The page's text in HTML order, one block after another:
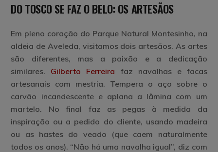
DO TOSCO SE FAZ O BELO: OS ARTESÃOS
Em pleno coração do Parque Natural Montesinho, na
aldeia de Aveleda, visitamos dois artesãos. As artes
são diferentes, mas a paixão e a dedicação
similares. Gilberto Ferreira faz navalhas e facas
artesanais com mestria. Tempera o aço sobre o
carvão incandescente e aplana a lâmina com um
martelo. No final faz as pegas à medida da
inspiração ou a pedido do cliente, usando madeira
ou as hastes do veado (que caem naturalmente
todos os anos). “Não há uma navalha igual”, diz com